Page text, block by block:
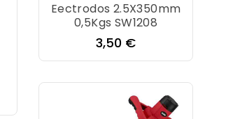
Eectrodos 2.5X350mm
0,5Kgs SW1208
Precio
3,50 €